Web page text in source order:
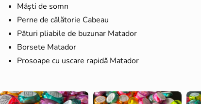
Măști de somn
Perne de călătorie Cabeau
Pături pliabile de buzunar Matador
Borsete Matador
Prosoape cu uscare rapidă Matador